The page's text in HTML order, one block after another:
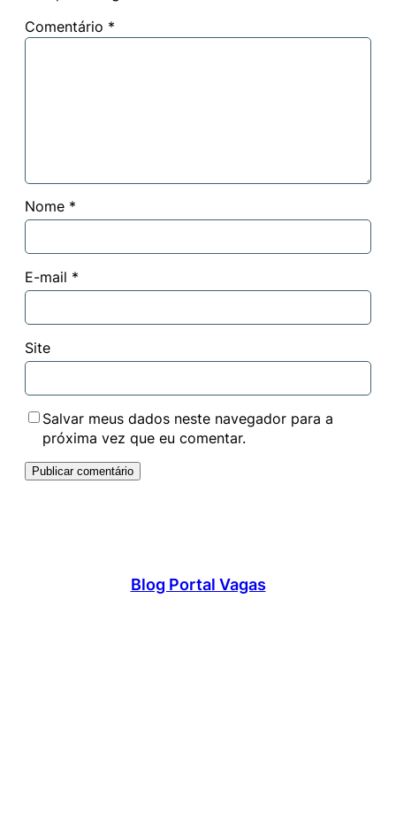
Comentário *
Nome *
E-mail *
Site
Salvar meus dados neste navegador para a
próxima vez que eu comentar.
Blog Portal Vagas